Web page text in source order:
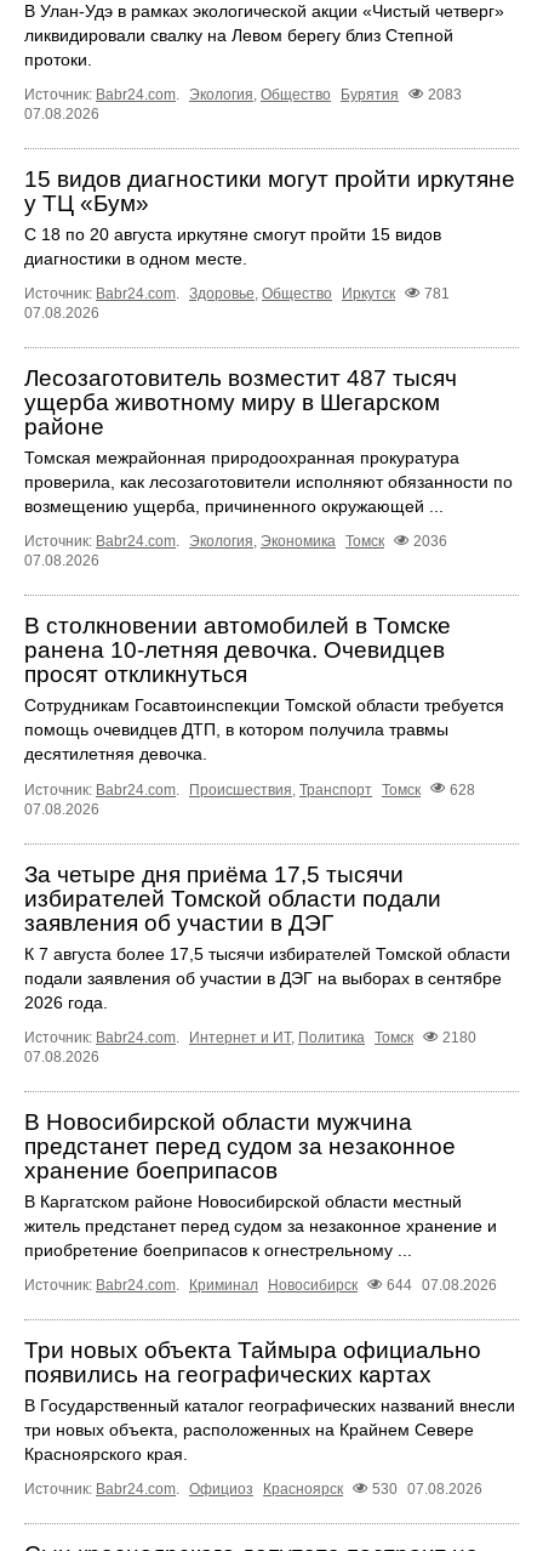
В Улан-Удэ в рамках экологической акции «Чистый четверг»
ликвидировали свалку на Левом берегу близ Степной
протоки.
Источник: Babr24.com. Экология, Общество Бурятия
2083
07.08.2026
15 видов диагностики могут пройти иркутяне
у ТЦ «Бум»
С 18 по 20 августа иркутяне смогут пройти 15 видов
диагностики в одном месте.
Источник: Babr24.com. Здоровье, Общество Иркутск
781
07.08.2026
Лесозаготовитель возместит 487 тысяч
ущерба животному миру в Шегарском
районе
Томская межрайонная природоохранная прокуратура
проверила, как лесозаготовители исполняют обязанности по
возмещению ущерба, причиненного окружающей ...
Источник: Babr24.com. Экология, Экономика Томск
2036
07.08.2026
В столкновении автомобилей в Томске
ранена 10-летняя девочка. Очевидцев
просят откликнуться
Сотрудникам Госавтоинспекции Томской области требуется
помощь очевидцев ДТП, в котором получила травмы
десятилетняя девочка.
Источник: Babr24.com Происшествия Транспорт Томск
628
07.08.2026
За четыре дня приёма 17,5 тысячи
избирателей Томской области подали
заявления об участии в ДЭГ
К 7 августа более 17,5 тысячи избирателей Томской области
подали заявления об участии в ДЭГ на выборах в сентябре
2026 года.
Источник: Babr24.com Интернет и ИТ, Политика Томск
2180
07.08.2026
В Новосибирской области мужчина
предстанет перед судом за незаконное
хранение боеприпасов
В Каргатском районе Новосибирской области местный
житель предстанет перед судом за незаконное хранение и
приобретение боеприпасов к огнестрельному ...
Источник: Babr24.com Криминал Новосибирск 644 07.08.2026
Три новых объекта Таймыра официально
появились на географических картах
В Государственный каталог географических названий внесли
три новых объекта, расположенных на Крайнем Севере
Красноярского края.
Источник: Babr24.com. Официоз Красноярск 530 07.08.2026